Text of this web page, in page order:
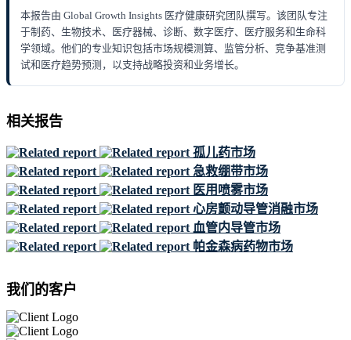
本报告由 Global Growth Insights 医疗健康研究团队撰写。该团队专注
于制药、生物技术、医疗器械、诊断、数字医疗、医疗服务和生命科
学领域。他们的专业知识包括市场规模测算、监管分析、竞争基准测
试和医疗趋势预测，以支持战略投资和业务增长。
相关报告
孤儿药市场
急救绷带市场
医用喷雾市场
心房颤动导管消融市场
血管内导管市场
帕金森病药物市场
我们的客户